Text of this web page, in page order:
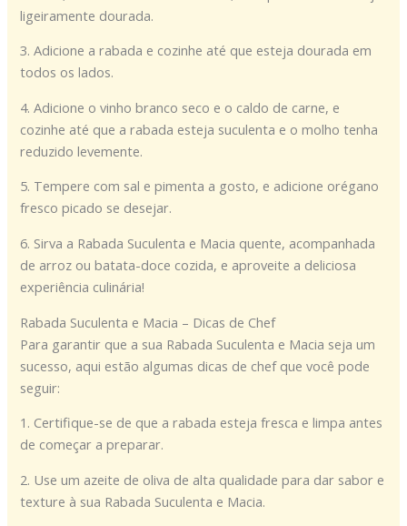
ligeiramente dourada.
3. Adicione a rabada e cozinhe até que esteja dourada em
todos os lados.
4. Adicione o vinho branco seco e o caldo de carne, e
cozinhe até que a rabada esteja suculenta e o molho tenha
reduzido levemente.
5. Tempere com sal e pimenta a gosto, e adicione orégano
fresco picado se desejar.
6. Sirva a Rabada Suculenta e Macia quente, acompanhada
de arroz ou batata-doce cozida, e aproveite a deliciosa
experiência culinária!
Rabada Suculenta e Macia – Dicas de Chef
Para garantir que a sua Rabada Suculenta e Macia seja um
sucesso, aqui estão algumas dicas de chef que você pode
seguir:
1. Certifique-se de que a rabada esteja fresca e limpa antes
de começar a preparar.
2. Use um azeite de oliva de alta qualidade para dar sabor e
texture à sua Rabada Suculenta e Macia.